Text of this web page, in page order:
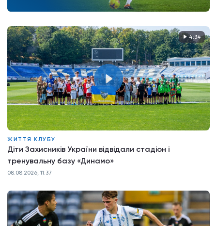
4:34
ЖИТТЯ КЛУБУ
Діти Захисників України відвідали стадіон і
тренувальну базу «Динамо»
08.08.2026, 11:37